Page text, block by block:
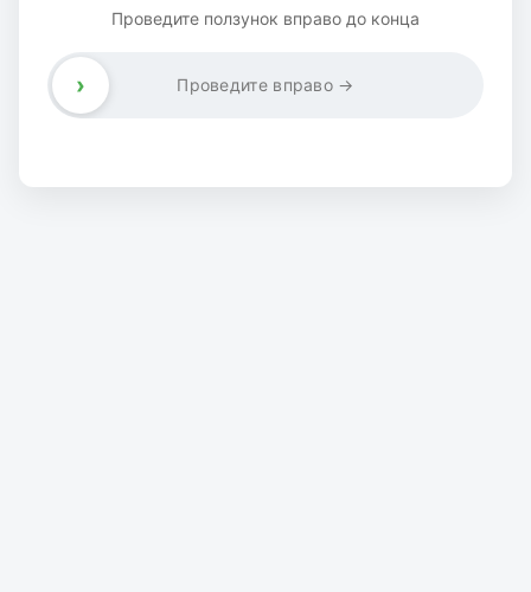
Проведите ползунок вправо до конца
Проведите вправо →
›